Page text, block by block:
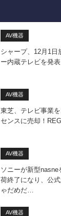
AV機器
シャープ、12月1日
ー内蔵テレビを発
AV機器
東芝、テレビ事業
センスに売却！
AV機器
ソニーが新型
荷終了になり、公
ゃだめだ…
AV機器